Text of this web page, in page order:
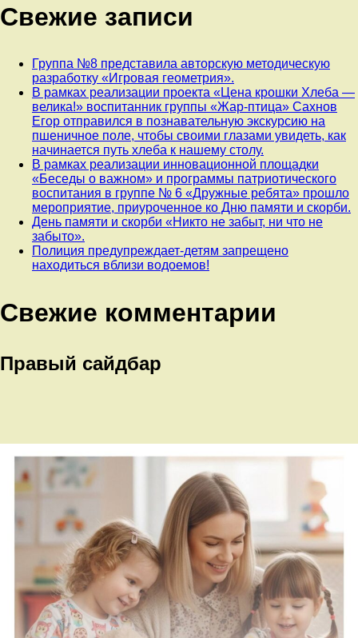
Свежие записи
Группа №8 представила авторскую методическую
разработку «Игровая геометрия».
В рамках реализации проекта «Цена крошки Хлеба —
велика!» воспитанник группы «Жар-птица» Сахнов
Егор отправился в познавательную экскурсию на
пшеничное поле, чтобы своими глазами увидеть, как
начинается путь хлеба к нашему столу.
В рамках реализации инновационной площадки
«Беседы о важном» и программы патриотического
воспитания в группе № 6 «Дружные ребята» прошло
мероприятие, приуроченное ко Дню памяти и скорби.
День памяти и скорби «Никто не забыт, ни что не
забыто».
Полиция предупреждает-детям запрещено
находиться вблизи водоемов!
Свежие комментарии
Правый сайдбар